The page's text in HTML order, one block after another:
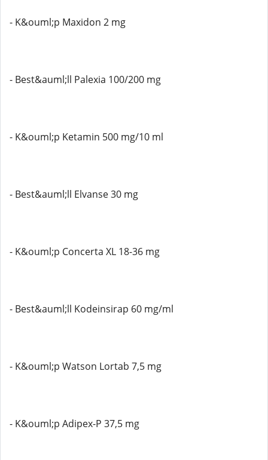
- K&ouml;p Maxidon 2 mg
- Best&auml;ll Palexia 100/200 mg
- K&ouml;p Ketamin 500 mg/10 ml
- Best&auml;ll Elvanse 30 mg
- K&ouml;p Concerta XL 18-36 mg
- Best&auml;ll Kodeinsirap 60 mg/ml
- K&ouml;p Watson Lortab 7,5 mg
- K&ouml;p Adipex-P 37,5 mg